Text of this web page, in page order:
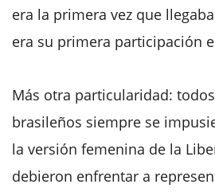
era la primera vez que
era su primera participación
Más otra particularidad:
brasileños siempre se
la versión femenina de la
debieron enfrentar a